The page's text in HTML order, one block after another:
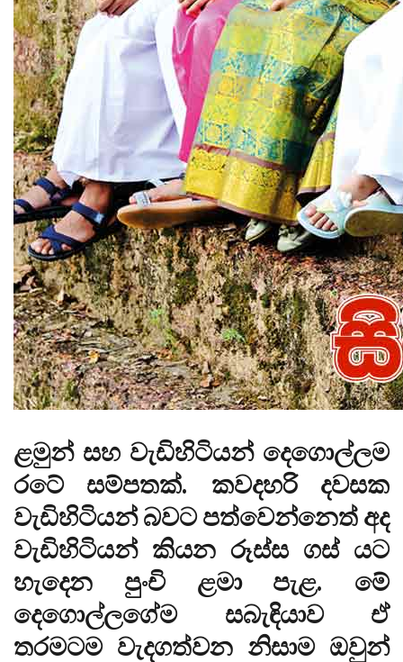
ළමුන් සහ වැඩිහිටියන් දෙගොල්ලම
රටේ සම්පතක්. කවදහරි දවසක
වැඩිහිටියන් බවට පත්වෙන්නෙත් අද
වැඩිහිටියන් කියන රූස්ස ගස් යට
හැදෙන පුංචි ළමා පැළ. මේ
දෙගොල්ලගේම සබැඳියාව ඒ
තරමටම වැදගත්වන නිසාම ඔවුන්